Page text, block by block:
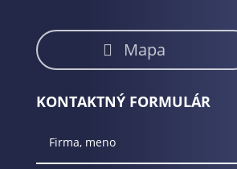
Mapa
KONTAKTNÝ FORMULÁR